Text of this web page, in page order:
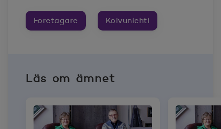
Företagare Koivunlehti
Läs om ämnet